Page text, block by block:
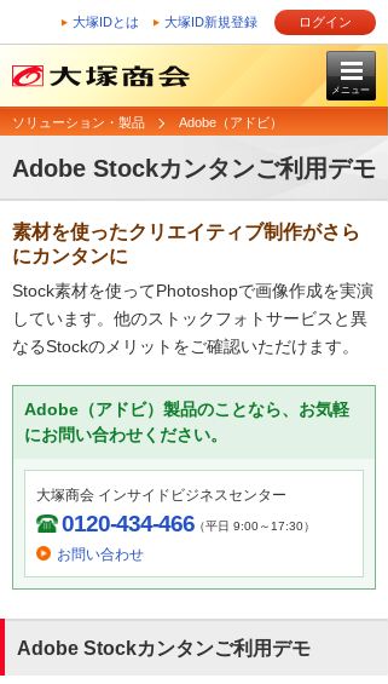
大塚IDとは 大塚ID新規登録 ログイン
メニュー
ソリューション・製品 Adobe（アドビ）
Adobe Stockカンタンご利用デモ
素材を使ったクリエイティブ制作がさら
にカンタンに
Stock素材を使ってPhotoshopで画像作成を実演
しています。他のストックフォトサービスと異
なるStockのメリットをご確認いただけます。
Adobe（アドビ）製品のことなら、お気軽
にお問い合わせください。
大塚商会 インサイドビジネスセンター
0120-434-466（平日 9:00～17:30）
お問い合わせ
Adobe Stockカンタンご利用デモ